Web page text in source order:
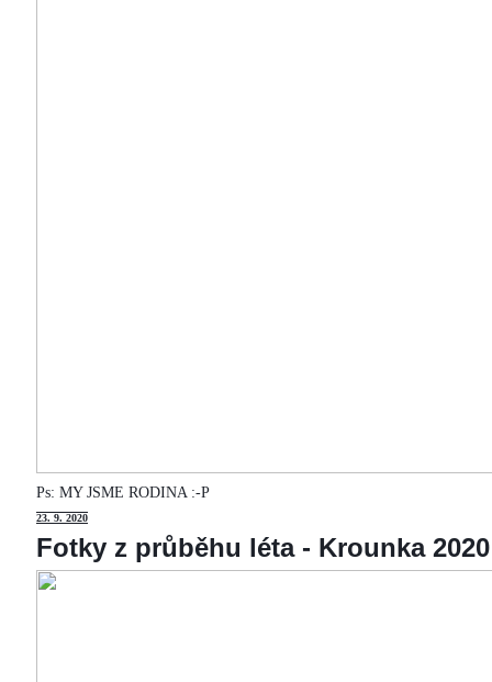
Ps: MY JSME RODINA :-P
23. 9. 2020
Fotky z průběhu léta - Krounka